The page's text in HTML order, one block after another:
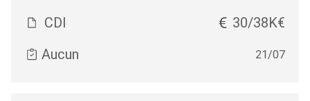
CDI
30/38K€
Aucun
21/07